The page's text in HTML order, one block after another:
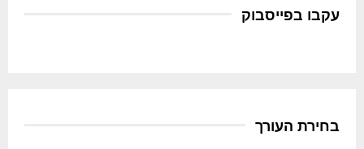
עקבו בפייסבוק
בחירת העורך